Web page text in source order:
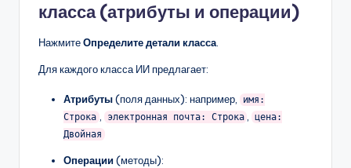
класса (атрибуты и операции)
НажмитеОпределите детали класса
Для каждого класса ИИ предлагает:
Атрибуты(поля данных): например,
имя:
Строка
электронная почта: Строка
цена:
Двойная
Операции(методы):